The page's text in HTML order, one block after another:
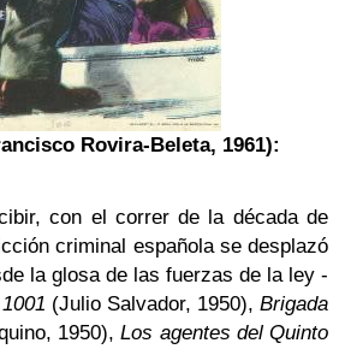
Rovira-Beleta, 1961):
con el correr de la década de
criminal española se desplazó
la glosa de las fuerzas de la ley -
(Julio Salvador, 1950), Brigada
1950),Los agentes del Quinto